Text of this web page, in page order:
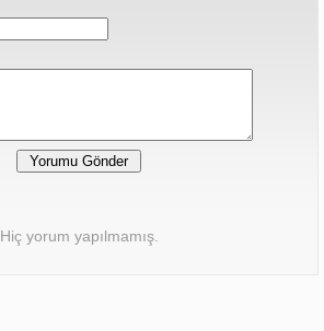
Hiç yorum yapılmamış.